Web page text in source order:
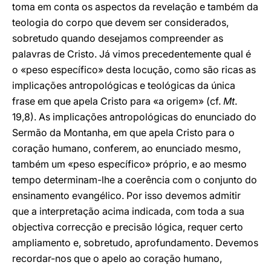
toma em conta os aspectos da revelação e também da
teologia do corpo que devem ser considerados,
sobretudo quando desejamos compreender as
palavras de Cristo. Já vimos precedentemente qual é
o «peso específico» desta locução, como são ricas as
implicações antropológicas e teológicas da única
frase em que apela Cristo para «a origem» (cf. Mt.
19,8). As implicações antropológicas do enunciado do
Sermão da Montanha, em que apela Cristo para o
coração humano, conferem, ao enunciado mesmo,
também um «peso específico» próprio, e ao mesmo
tempo determinam-lhe a coerência com o conjunto do
ensinamento evangélico. Por isso devemos admitir
que a interpretação acima indicada, com toda a sua
objectiva correcção e precisão lógica, requer certo
ampliamento e, sobretudo, aprofundamento. Devemos
recordar-nos que o apelo ao coração humano,